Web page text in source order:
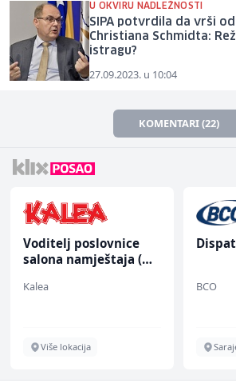
U OKVIRU NADLEŽNOSTI
SIPA potvrdila da vrši
Christiana Schmidta:
istragu?
27.09.2023. u 10:04
KOMENTARI (22)
Voditelj poslovnice
salona namještaja (m/
Kalea
Više lokacija
BCO